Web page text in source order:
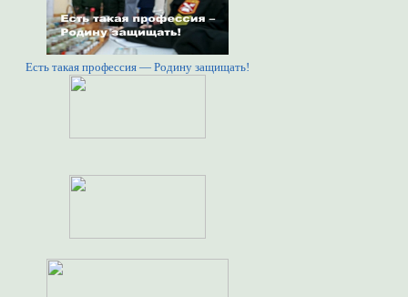
Есть такая профессия — Родину защищать!